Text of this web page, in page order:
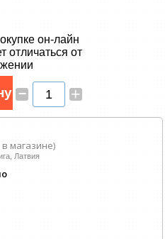
он-лайн
отличаться от
– +
магазине)
Латвия